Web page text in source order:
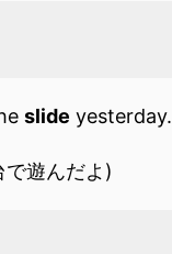
slide yesterday.
で遊んだよ)